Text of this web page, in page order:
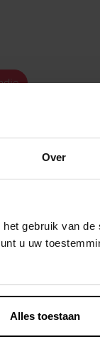
Over
gebruik van de
u uw
Alles toestaan